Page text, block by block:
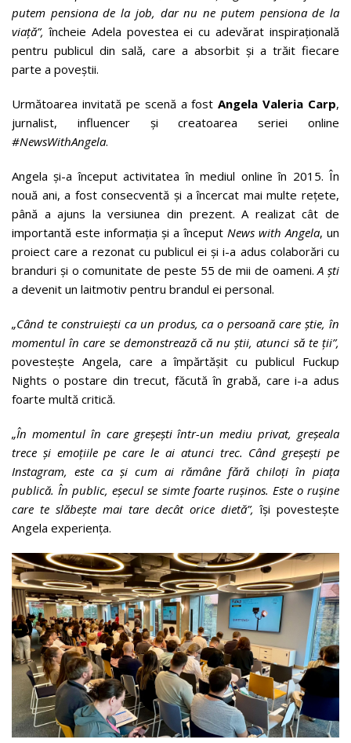
putem pensiona de la job, dar nu ne putem pensiona de la
viață”, încheie Adela povestea ei cu adevărat inspirațională
pentru publicul din sală, care a absorbit și a trăit fiecare
parte a poveștii.
Următoarea invitată pe scenă a fostAngela Valeria Carp,
jurnalist, influencer și creatoarea seriei online
#NewsWithAngela.
Angela și-a început activitatea în mediul online în 2015. În
nouă ani, a fost consecventă și a încercat mai multe rețete,
până a ajuns la versiunea din prezent. A realizat cât de
importantă este informația și a început News with Angela, un
proiect care a rezonat cu publicul ei și i-a adus colaborări cu
branduri și o comunitate de peste 55 de mii de oameni.A ști
a devenit un laitmotiv pentru brandul ei personal.
„Când te construiești ca un produs, ca o persoană care știe, în
momentul în care se demonstrează că nu știi, atunci să te ții”,
povestește Angela, care a împărtășit cu publicul Fuckup
Nights o postare din trecut, făcută în grabă, care i-a adus
foarte multă critică.
„În momentul în care greșești într-un mediu privat, greșeala
trece și emoțiile pe care le ai atunci trec. Când greșești pe
Instagram, este ca și cum ai rămâne fără chiloți în piața
publică. În public, eșecul se simte foarte rușinos. Este o rușine
care te slăbește mai tare decât orice dietă”,își povestește
Angela experiența.